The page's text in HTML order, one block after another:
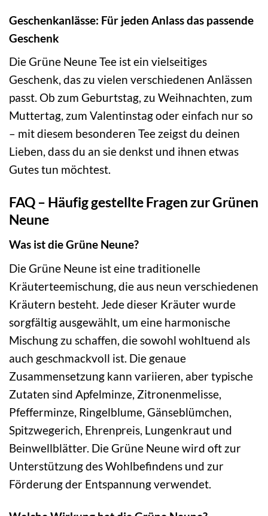
Geschenkanlässe: Für jeden Anlass das passende
Geschenk
Die Grüne Neune Tee ist ein vielseitiges
Geschenk, das zu vielen verschiedenen Anlässen
passt. Ob zum Geburtstag, zu Weihnachten, zum
Muttertag, zum Valentinstag oder einfach nur so
– mit diesem besonderen Tee zeigst du deinen
Lieben, dass du an sie denkst und ihnen etwas
Gutes tun möchtest.
FAQ – Häufig gestellte Fragen zur Grünen
Neune
Was ist die Grüne Neune?
Die Grüne Neune ist eine traditionelle
Kräuterteemischung, die aus neun verschiedenen
Kräutern besteht. Jede dieser Kräuter wurde
sorgfältig ausgewählt, um eine harmonische
Mischung zu schaffen, die sowohl wohltuend als
auch geschmackvoll ist. Die genaue
Zusammensetzung kann variieren, aber typische
Zutaten sind Apfelminze, Zitronenmelisse,
Pfefferminze, Ringelblume, Gänseblümchen,
Spitzwegerich, Ehrenpreis, Lungenkraut und
Beinwellblätter. Die Grüne Neune wird oft zur
Unterstützung des Wohlbefindens und zur
Förderung der Entspannung verwendet.